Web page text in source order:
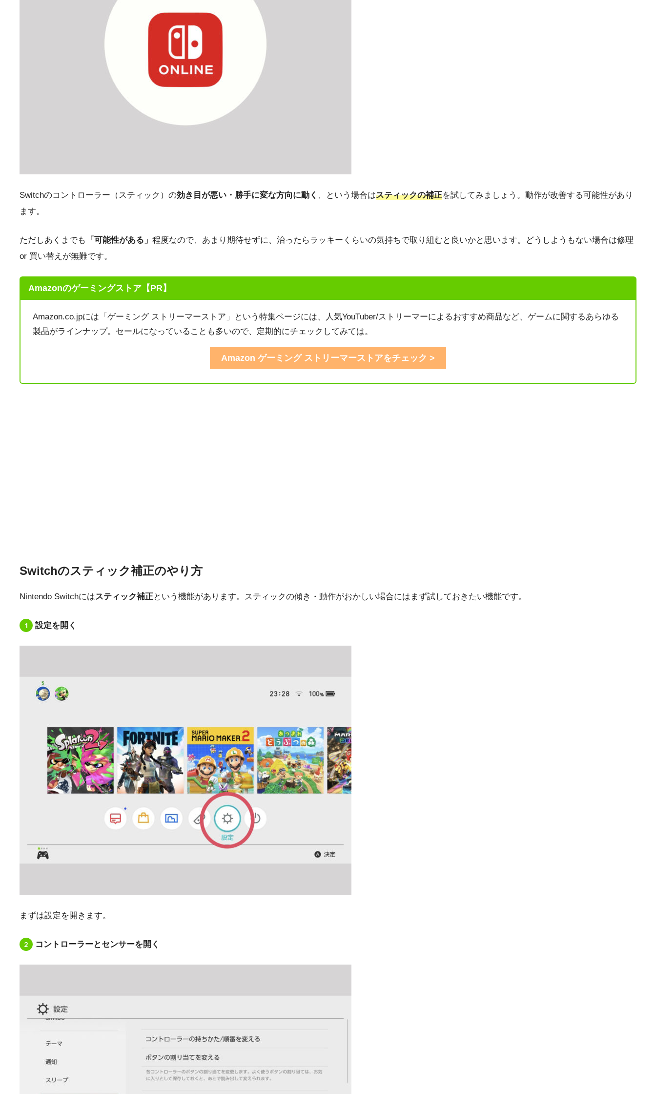
Switchのコントローラー（スティック）の効き目が悪い・勝手に変な方向に動く 、という場合はスティックの補正を試してみましょう。動作が改善する可能性があり
ます。
ただしあくまでも 「可能性がある」 程度なので、あまり期待せずに、治ったらラッキーくらいの気持ちで取り組むと良いかと思います。どうしようもない場合は修理
or 買い替えが無難です。
Amazonのゲーミングストア【PR】
Amazon.co.jpには「ゲーミング ストリーマーストア」という特集ページには、人気YouTuber/ストリーマーによるおすすめ商品など、ゲームに関するあらゆる
製品がラインナップ。セールになっていることも多いので、定期的にチェックしてみては。
Amazon ゲーミング ストリーマーストアをチェック >
Switchのスティック補正のやり方
Nintendo Switchにはスティック補正という機能があります。スティックの傾き・動作がおかしい場合にはまず試しておきたい機能です。
1 設定を開く
まずは設定を開きます。
2 コントローラーとセンサーを開く